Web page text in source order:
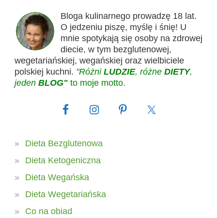
Bloga kulinarnego prowadzę 18 lat.
O jedzeniu piszę, myślę i śnię! U
mnie spotykają się osoby na zdrowej
diecie, w tym bezglutenowej,
wegetariańskiej, wegańskiej oraz wielbiciele
polskiej kuchni. "Różni LUDZIE, różne DIETY,
jeden BLOG" to moje motto.
Dieta Bezglutenowa
Dieta Ketogeniczna
Dieta Wegańska
Dieta Wegetariańska
Co na obiad